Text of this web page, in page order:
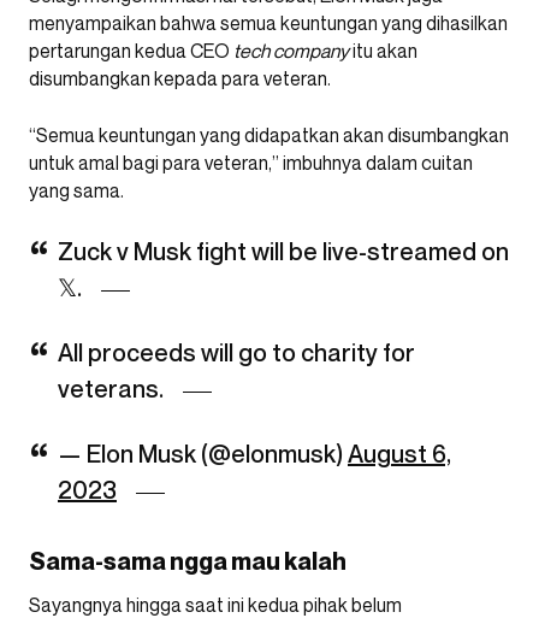
menyampaikan bahwa semua keuntungan yang dihasilkan
pertarungan kedua CEO tech companyitu akan
disumbangkan kepada para veteran.
“Semua keuntungan yang didapatkan akan disumbangkan
untuk amal bagi para veteran,” imbuhnya dalam cuitan
yang sama.
Zuck v Musk fight will be live-streamed on
𝕏.
All proceeds will go to charity for
veterans.
— Elon Musk (@elonmusk) August 6,
2023
Sama-sama ngga mau kalah
Sayangnya hingga saat ini kedua pihak belum